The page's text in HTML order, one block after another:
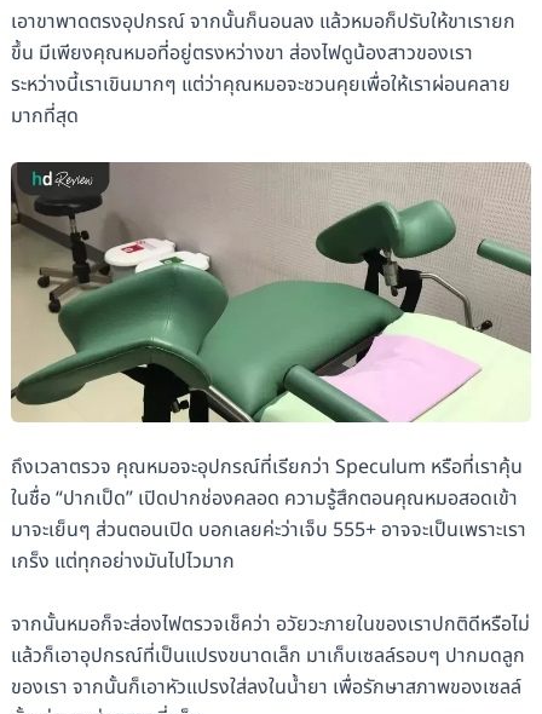
เอาขาพาดตรงอุปกรณ์ จากนั้นก็นอนลง แล้วหมอก็ปรับให้ขาเรายก
ขึ้น มีเพียงคุณหมอที่อยู่ตรงหว่างขา ส่องไฟดูน้องสาวของเรา
ระหว่างนี้เราเขินมากๆ แต่ว่าคุณหมอจะชวนคุยเพื่อให้เราผ่อนคลาย
มากที่สุด
ถึงเวลาตรวจ คุณหมอจะอุปกรณ์ที่เรียกว่า Speculum หรือที่เราคุ้น
ในชื่อ “ปากเป็ด” เปิดปากช่องคลอด ความรู้สึกตอนคุณหมอสอดเข้า
มาจะเย็นๆ ส่วนตอนเปิด บอกเลยค่ะว่าเจ็บ 555+ อาจจะเป็นเพราะเรา
เกร็ง แต่ทุกอย่างมันไปไวมาก
จากนั้นหมอก็จะส่องไฟตรวจเช็คว่า อวัยวะภายในของเราปกติดีหรือไม่
แล้วก็เอาอุปกรณ์ที่เป็นแปรงขนาดเล็ก มาเก็บเซลล์รอบๆ ปากมดลูก
ของเรา จากนั้นก็เอาหัวแปรงใส่ลงในน้ำยา เพื่อรักษาสภาพของเซลล์